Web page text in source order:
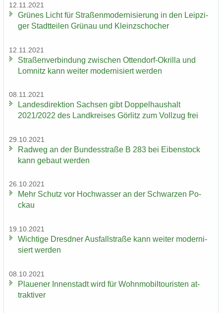
12.11.2021
Grü­nes Licht für Stra­ßen­mo­der­ni­sie­rung in den Leip­zi­
ger Stadt­tei­len Grün­au und Kleinzschoch­er
12.11.2021
Stra­ßen­ver­bin­dung zwi­schen Ottendorf-​Okrilla und
Lom­nitz kann wei­ter mo­der­ni­siert wer­den
08.11.2021
Lan­des­di­rek­ti­on Sach­sen gibt Dop­pel­haus­halt
2021/2022 des Land­krei­ses Gör­litz zum Voll­zug frei
29.10.2021
Rad­weg an der Bun­des­stra­ße B 283 bei Ei­ben­stock
kann ge­baut wer­den
26.10.2021
Mehr Schutz vor Hoch­was­ser an der Schwar­zen Po­
ckau
19.10.2021
Wich­ti­ge Dresd­ner Aus­fall­stra­ße kann wei­ter mo­der­ni­
siert wer­den
08.10.2021
Plaue­ner In­nen­stadt wird für Wohn­mo­bil­tou­ris­ten at­
trak­ti­ver